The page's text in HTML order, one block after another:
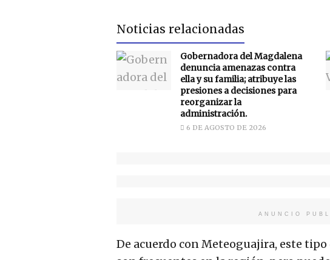
Noticias relacionadas
Gobernadora del Magdalena
denuncia amenazas contra
ella y su familia; atribuye las
presiones a decisiones para
reorganizar la
administración.
6 DE AGOSTO DE 2026
ANUNCIO
De acuerdo con Meteoguajira, este